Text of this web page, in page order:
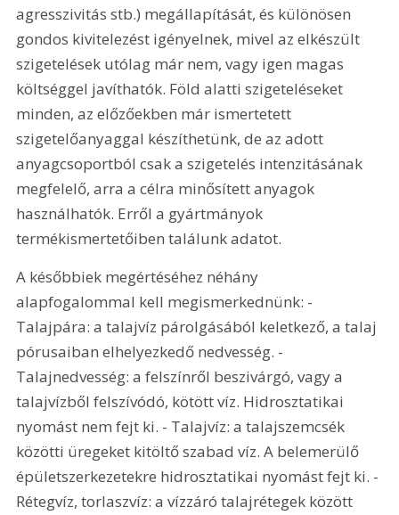
agresszivitás stb.) megállapítását, és különösen
gondos kivitelezést igényelnek, mivel az elkészült
szigetelések utólag már nem, vagy igen magas
költséggel javíthatók. Föld alatti szigeteléseket
minden, az előzőekben már ismertetett
szigetelőanyaggal készíthetünk, de az adott
anyagcsoportból csak a szigetelés intenzitásának
megfelelő, arra a célra minősített anyagok
használhatók. Erről a gyártmányok
termékismertetőiben találunk adatot.
A későbbiek megértéséhez néhány
alapfogalommal kell megismerkednünk: -
Talajpára: a talajvíz párolgásából keletkező, a talaj
pórusaiban elhelyezkedő nedvesség. -
Talajnedvesség: a felszínről beszivárgó, vagy a
talajvízből felszívódó, kötött víz. Hidrosztatikai
nyomást nem fejt ki. - Talajvíz: a talajszemcsék
közötti üregeket kitöltő szabad víz. A belemerülő
épületszerkezetekre hidrosztatikai nyomást fejt ki. -
Rétegvíz, torlaszvíz: a vízzáró talajrétegek között